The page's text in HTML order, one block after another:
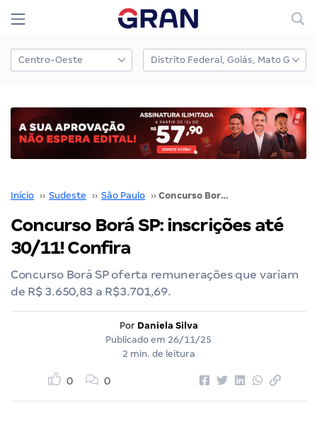
Início ›› Sudeste ›› São Paulo ›› Concurso Borá SP: inscrições até 30/11! Confira
Concurso Borá SP: inscrições até
30/11! Confira
Concurso Borá SP oferta remunerações que variam
de R$ 3.650,83 a R$3.701,69.
Por Daniela Silva
Publicado em 26/11/25
2 min. de leitura
0 0